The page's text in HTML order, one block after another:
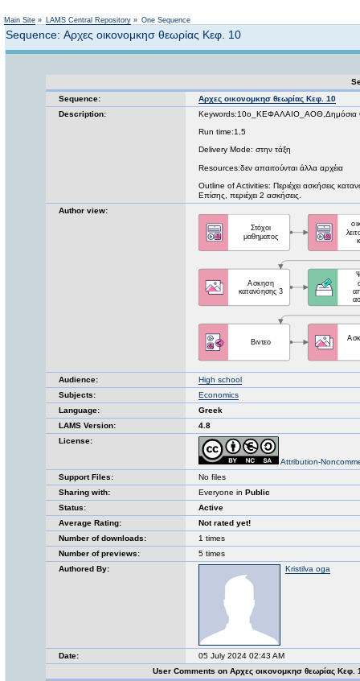
Main Site » LAMS Central Repository » One Sequence
Sequence: Αρχες οικονομκησ θεωρίας Κεφ. 10
Sequence:
Αρχες οικονομκησ θεωρίας Κεφ. 10
Description:
Keywords:10ο_ΚΕΦΑΛΑΙΟ_ΑΟΘ,Δημόσια
Run time:1,5
Delivery Mode: στην τάξη
Resources:δεν απαιτούνται άλλα αρχέια
Outline of Activities: Περιέχει ασκήσεις
Επίσης, περιέχει 2 ασκήσεις.
Author view:
Audience:
High school
Subjects:
Economics
Language:
Greek
LAMS Version:
4.8
License:
Attribution-
Support Files:
No files
Sharing with:
Everyone in Public
Status:
Active
Average Rating:
Not rated yet!
Number of downloads:
1 times
Number of previews:
5 times
Authored By:
Kristilva oga
Date:
05 July 2024 02:43 AM
User Comments on Αρχες οικονομκησ θεωρίας Κεφ.